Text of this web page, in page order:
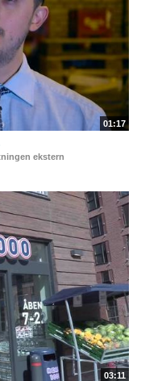
01:17
ekstern
03:11